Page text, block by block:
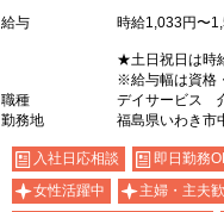
給与 時給1,033円〜
★土日祝日は時
※給与幅は資格
職種
デイサービス
勤務地
福島県いわき市
入社日応相談 即日勤務
女性活躍中
主婦・主夫